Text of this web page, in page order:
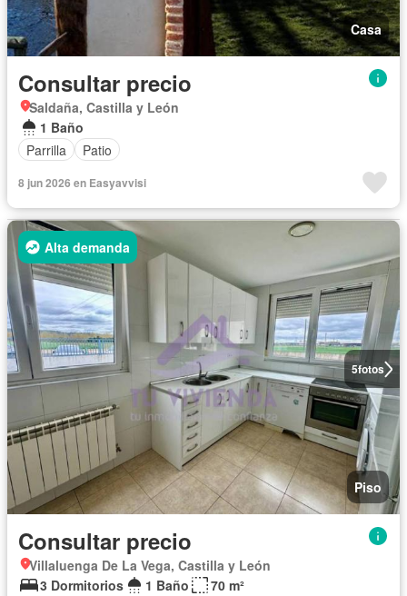
Casa
Consultar precio
Saldaña, Castilla y León
1 Baño
Parrilla
Patio
8 jun 2026 en Easyavvisi
5fotos
Alta demanda
Piso
Consultar precio
Villaluenga De La Vega, Castilla y León
3 Dormitorios
1 Baño 70 m²